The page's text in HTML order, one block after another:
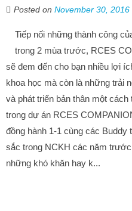
Posted on November 30, 2016
Tiếp nối những thành công
trong 2 mùa trước, RCES
sẽ đem đến cho bạn nhiều lợi
khoa học mà còn là những trải
và phát triển bản thân một
trong dự án RCES
đồng hành 1-1 cùng các Buddy
sắc trong NCKH các năm
những khó khăn hay k...